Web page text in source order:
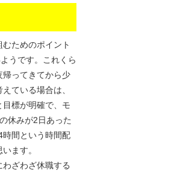
ためのポイント
うです。これくら
帰ってきてから少
ている場合は、
標が明確で、モ
休みが2日あった
間という時間配
ます。
ざわざ休職する